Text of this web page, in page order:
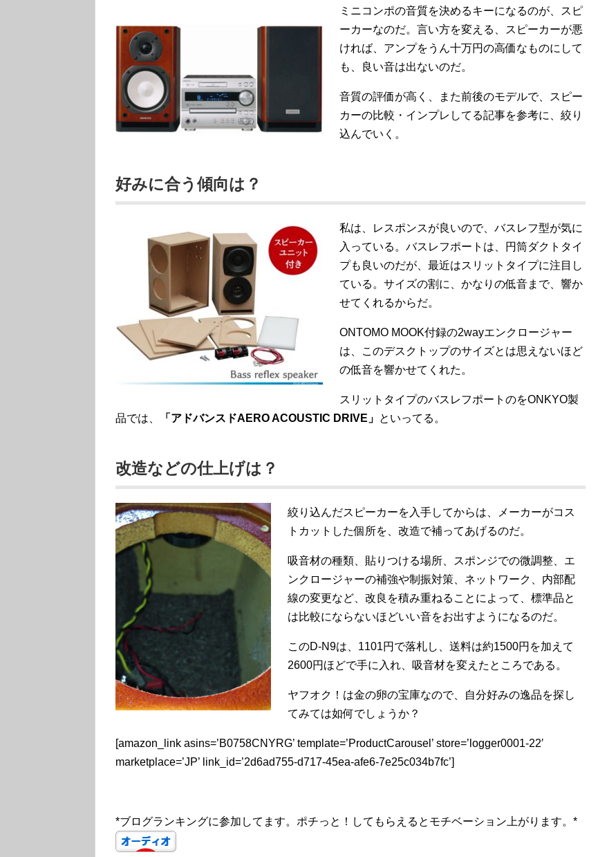
ミニコンポの音質を決めるキーになるのが、スピ
ーカーなのだ。言い方を変える、スピーカーが悪
ければ、アンプをうん十万円の高価なものにして
も、良い音は出ないのだ。
音質の評価が高く、また前後のモデルで、スピー
カーの比較・インプレしてる記事を参考に、絞り
込んでいく。
好みに合う傾向は？
私は、レスポンスが良いので、バスレフ型が気に
入っている。バスレフポートは、円筒ダクトタイ
プも良いのだが、最近はスリットタイプに注目し
ている。サイズの割に、かなりの低音まで、響か
せてくれるからだ。
ONTOMO MOOK付録の2wayエンクロージャー
は、このデスクトップのサイズとは思えないほど
の低音を響かせてくれた。
スリットタイプのバスレフポートのをONKYO製
品では、
「アドバンスドAERO ACOUSTIC DRIVE」 といってる。
改造などの仕上げは？
絞り込んだスピーカーを入手してからは、メーカーがコス
トカットした個所を、改造で補ってあげるのだ。
吸音材の種類、貼りつける場所、スポンジでの微調整、エ
ンクロージャーの補強や制振対策、ネットワーク、内部配
線の変更など、改良を積み重ねることによって、標準品と
は比較にならないほどいい音をお出すようになるのだ。
このD-N9は、1101円で落札し、送料は約1500円を加えて
2600円ほどで手に入れ、吸音材を変えたところである。
ヤフオク！は金の卵の宝庫なので、自分好みの逸品を探し
てみては如何でしょうか？
[amazon_link asins=’B0758CNYRG’ template=’ProductCarousel’ store=’logger0001-22′
marketplace=’JP’ link_id=’2d6ad755-d717-45ea-afe6-7e25c034b7fc’]
*ブログランキングに参加してます。ポチっと！してもらえるとモチベーション上がります。*